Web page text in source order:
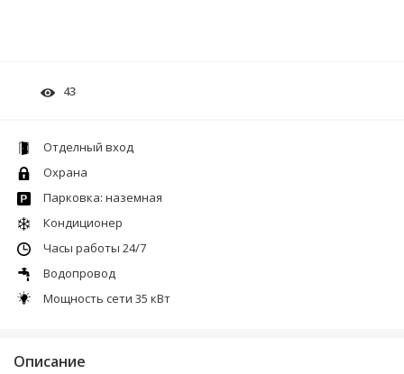
43
Отделный вход
Охрана
Парковка: наземная
Кондиционер
Часы работы 24/7
Водопровод
Мощность сети 35 кВт
Описание